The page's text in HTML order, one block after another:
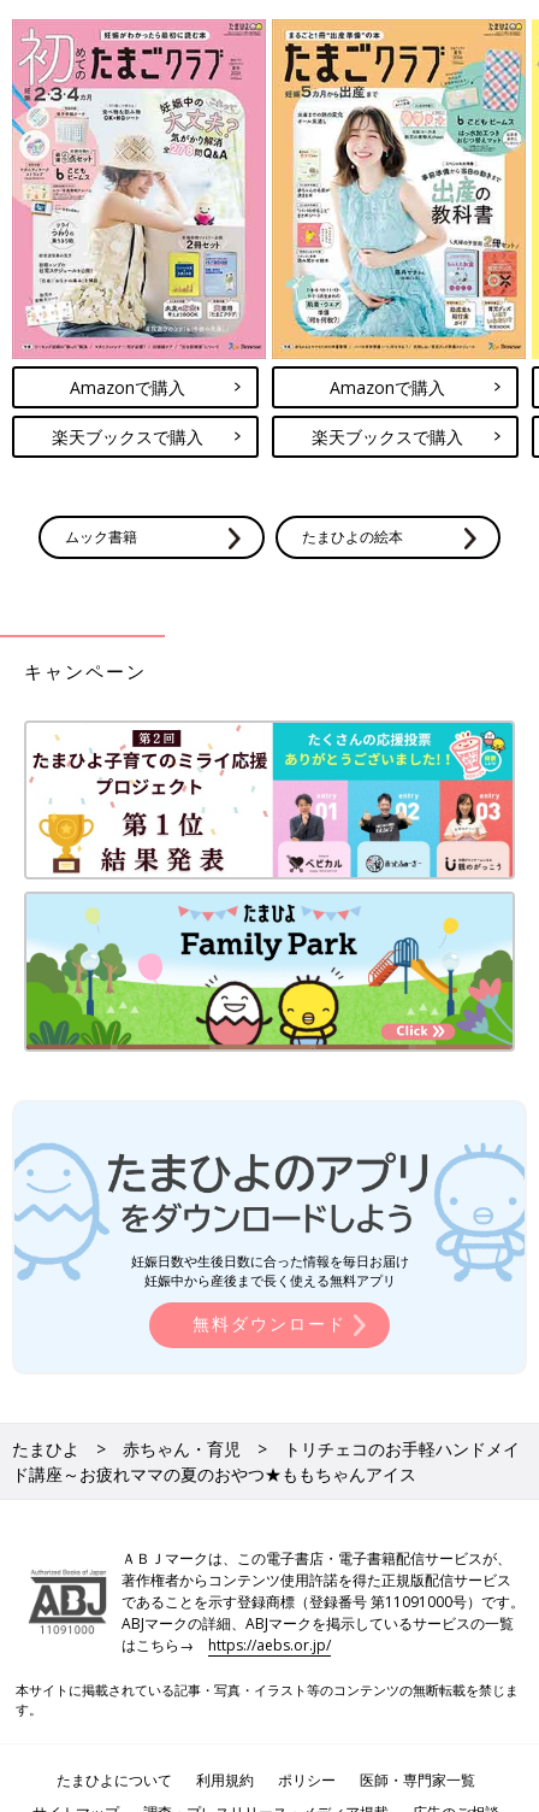
一口大にすくって盛り付けると口の中で桃とオートミールの食感
も感じで食べごたえがでてきます。
ディッシャーを使えばお店みたいな本格デザート
けて柔らかくなってくると、アイスに粘りが出てとろっとした食
感のアイスに！
プロフィール
ｔｒｉｃｋｏ/トリチェコ (代表)
スタイリストとコーディネーターのユニット、
離乳食からおやつ・手作り小物までプチプラ・時短・超簡単！！
をモットーに
月に一度は集まってハッピーネタの試作会を楽しんでいる。
ママ友ネットワークも広く、幅広い情報共有がいろいろなハッピ
ーネタを
生み出す切っ掛けになっている。
Tricko /トリチェコ フェイスブック
https://www.facebook.com/trickotrickotricko/
Tricko /トリチェコ インスタグラム
す。
Amazonで購入
楽天ブックスで購入
Amazonで購入
楽天ブックスで購入
ムック書籍 たまひよの絵本
キャンペーン
妊娠日数や生後日数に合った情報を毎日お届け
妊娠中から産後まで長く使える無料アプリ
無料ダウンロード
たまひよ 赤ちゃん・育児
トリチェコのお手軽ハンドメイ
ド講座～お疲れママの夏のおやつ★ももちゃんアイス
ＡＢＪマークは、この電子書店・電子書籍配信サービスが、
著作権者からコンテンツ使用許諾を得た正規版配信サービス
であることを示す登録商標（登録番号 第11091000号）です。
ABJマークの詳細、ABJマークを掲示しているサービスの一覧
はこちら→https://aebs.or.jp/
本サイトに掲載されている記事・写真・イラスト等のコンテンツの無断転載を禁じま
す。
たまひよについて 利用規約 ポリシー
医師・専門家一覧